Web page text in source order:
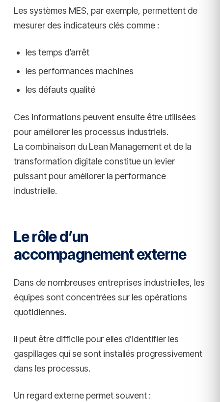
Les systèmes MES, par exemple, permettent de
mesurer des indicateurs clés comme :
les temps d’arrêt
les performances machines
les défauts qualité
Ces informations peuvent ensuite être utilisées
pour améliorer les processus industriels.
La combinaison du Lean Management et de la
transformation digitale constitue un levier
puissant pour améliorer la performance
industrielle.
Le rôle d’un
accompagnement externe
Dans de nombreuses entreprises industrielles, les
équipes sont concentrées sur les opérations
quotidiennes.
Il peut être difficile pour elles d’identifier les
gaspillages qui se sont installés progressivement
dans les processus.
Un regard externe permet souvent :